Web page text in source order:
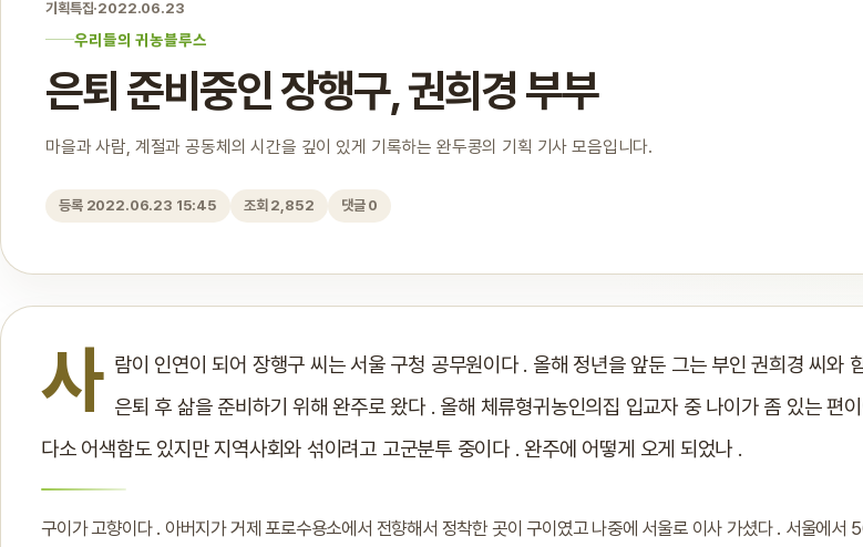
기획특집·2022.06.23
우리들의 귀농블루스
은퇴 준비중인 장행구, 권희경 부부
마을과 사람, 계절과 공동체의 시간을 깊이 있게 기록하는 완두콩의 기획 기사 모음입니다.
등록 2022.06.23 15:45 조회 2,852 댓글 0
사 람이 인연이 되어 장행구 씨는 서울 구청 공무원이다 . 올해 정년을 앞둔 그는 부인 권희경 씨와
은퇴 후 삶을 준비하기 위해 완주로 왔다 . 올해 체류형귀농인의집 입교자 중 나이가 좀 있는 편
다소 어색함도 있지만 지역사회와 섞이려고 고군분투 중이다 . 완주에 어떻게 오게 되었나 .
구이가 고향이다 . 아버지가 거제 포로수용소에서 전향해서 정착한 곳이 구이였고 나중에 서울로 이사 가셨다 . 서울에서